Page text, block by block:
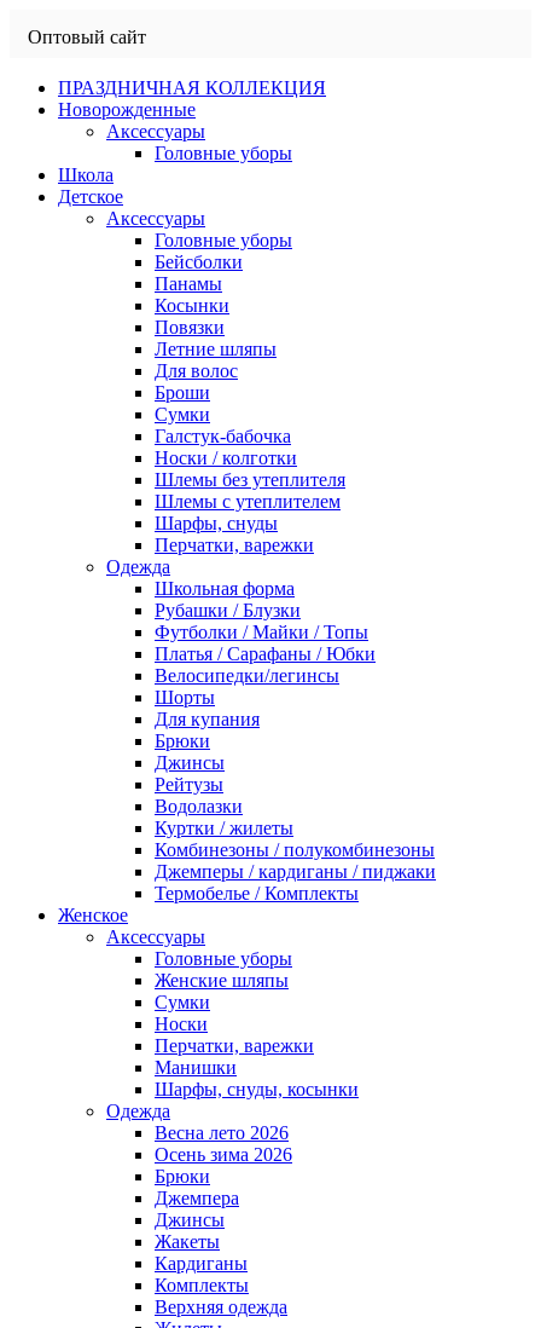
Оптовый сайт
ПРАЗДНИЧНАЯ КОЛЛЕКЦИЯ
Новорожденные
Аксессуары
Головные уборы
Школа
Детское
Аксессуары
Головные уборы
Бейсболки
Панамы
Косынки
Повязки
Летние шляпы
Для волос
Броши
Сумки
Галстук-бабочка
Носки / колготки
Шлемы без утеплителя
Шлемы с утеплителем
Шарфы, снуды
Перчатки, варежки
Одежда
Школьная форма
Рубашки / Блузки
Футболки / Майки / Топы
Платья / Сарафаны / Юбки
Велосипедки/легинсы
Шорты
Для купания
Брюки
Джинсы
Рейтузы
Водолазки
Куртки / жилеты
Комбинезоны / полукомбинезоны
Джемперы / кардиганы / пиджаки
Термобелье / Комплекты
Женское
Аксессуары
Головные уборы
Женские шляпы
Сумки
Носки
Перчатки, варежки
Манишки
Шарфы, снуды, косынки
Одежда
Весна лето 2026
Осень зима 2026
Брюки
Джемпера
Джинсы
Жакеты
Кардиганы
Комплекты
Верхняя одежда